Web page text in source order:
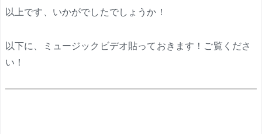
以上です、いかがでしたでしょうか！
以下に、ミュージックビデオ貼っておきます！ご覧くださ
い！